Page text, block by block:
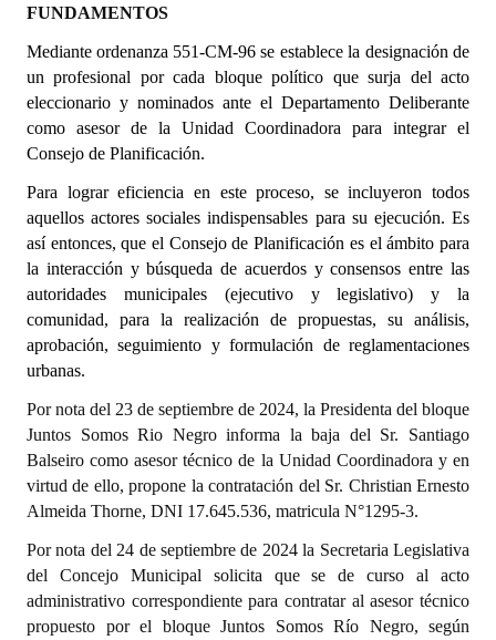
Actas de Sesión
Informes de Unidad Coordinadora
Ejecución Presupuestaria
Actas de Audiencias Públicas
NORMATIVA
Comunicaciones
Declaraciones
Resoluciones
INSTITUCIONAL
Antiguos Pobladores
Registros y Distinciones
Datos Históricos
FUNDAMENTOS
Mediante ordenanza 551-CM-96 se establece la designación de
un profesional por cada bloque político que surja del acto
eleccionario y nominados ante el Departamento Deliberante
como asesor de la Unidad Coordinadora para integrar el
Consejo de Planificación.
Para lograr eficiencia en este proceso, se incluyeron todos
aquellos actores sociales indispensables para su ejecución. Es
así entonces, que el Consejo de Planificación es el ámbito para
la interacción y búsqueda de acuerdos y consensos entre las
autoridades municipales (ejecutivo y legislativo) y la
comunidad, para la realización de propuestas, su análisis,
aprobación, seguimiento y formulación de reglamentaciones
urbanas.
Por nota del 23 de septiembre de 2024, la Presidenta del bloque
Juntos Somos Rio Negro informa la baja del Sr. Santiago
Balseiro como asesor técnico de la Unidad Coordinadora y en
virtud de ello, propone la contratación del Sr. Christian Ernesto
Almeida Thorne, DNI 17.645.536, matricula N°1295-3.
Por nota del 24 de septiembre de 2024 la Secretaria Legislativa
del Concejo Municipal solicita que se de curso al acto
administrativo correspondiente para contratar al asesor técnico
propuesto por el bloque Juntos Somos Río Negro, según